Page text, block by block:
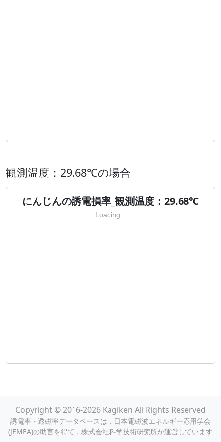
観測温度：29.68℃の場合
にんじんの誘電損率_観測温度：29.68℃
Loading...
Copyright © 2016-2026 Kagiken All Rights Reserved
誘電率・透磁率データベースは，日本電磁波エネルギー応用学会
(JEMEA)の助言を得て，株式会社科学技術研究所が運営しています